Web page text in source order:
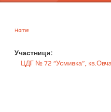
Home
Участници:
ЦДГ № 72 “Усмивка”,